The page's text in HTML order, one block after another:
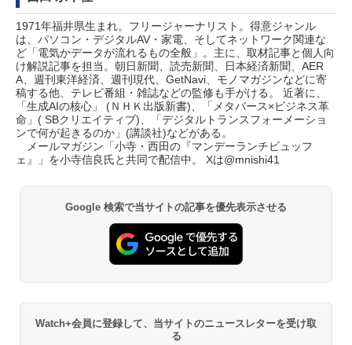
1971年福井県生まれ。フリージャーナリスト。得意ジャンル
は、パソコン・デジタルAV・家電、そしてネットワーク関連な
ど「電気かデータが流れるもの全般」。主に、取材記事と個人向
け解説記事を担当。朝日新聞、読売新聞、日本経済新聞、AER
A、週刊東洋経済、週刊現代、GetNavi、モノマガジンなどに寄
稿する他、テレビ番組・雑誌などの監修も手がける。 近著に、
「生成AIの核心」 (ＮＨＫ出版新書)、「メタバース×ビジネス革
命」( SBクリエイティブ)、「デジタルトランスフォーメーショ
ンで何が起きるのか」(講談社)などがある。
メールマガジン「小寺・西田の『マンデーランチビュッフ
ェ』
」を小寺信良氏と共同で配信中。 Xは@mnishi41
Google 検索で当サイトの記事を優先表示させる
Watch+会員に登録して、当サイトのニュースレターを受け取
る